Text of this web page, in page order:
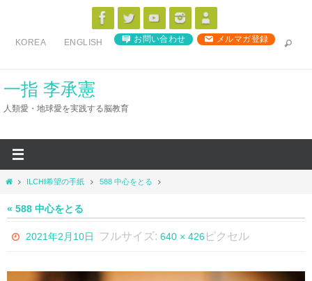
ス
KOREA ENGLISH お問い合わせ メルマガ登録
一指 李承憲
人類愛・地球愛を実践する脳教育
ホ
ム
ILCHI希望の手紙 588 中心をとる
« 588 中心をとる
2021年2月10日 フルサイズ:640 × 426 ピクセル